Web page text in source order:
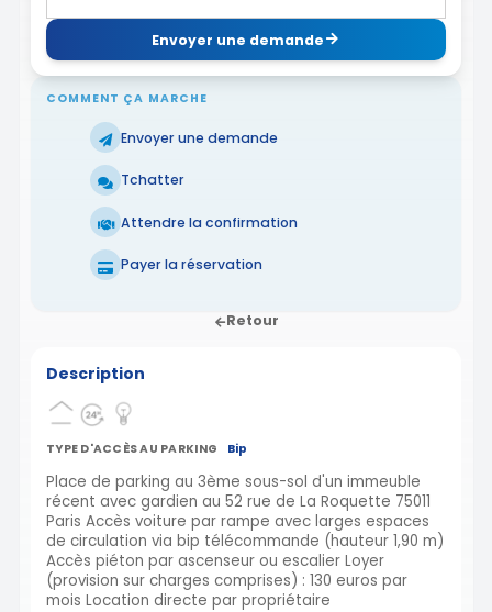
Envoyer une demande
COMMENT ÇA MARCHE
Envoyer une demande
Tchatter
Attendre la confirmation
Payer la réservation
Retour
Description
TYPE D'ACCÈS AU PARKING Bip
Place de parking au 3ème sous-sol d'un immeuble
récent avec gardien au 52 rue de La Roquette 75011
Paris Accès voiture par rampe avec larges espaces
de circulation via bip télécommande (hauteur 1,90 m)
Accès piéton par ascenseur ou escalier Loyer
(provision sur charges comprises) : 130 euros par
mois Location directe par propriétaire